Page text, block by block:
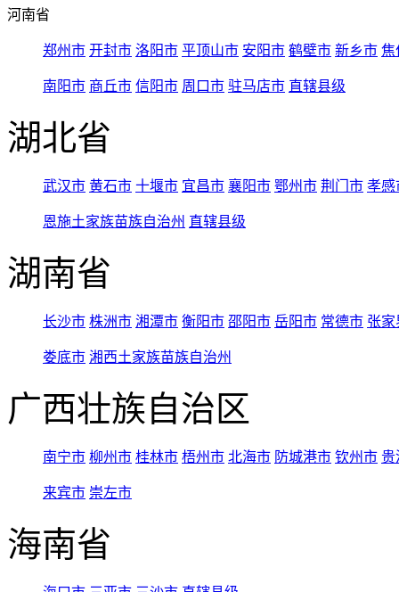
河南省
郑州市 开封市 洛阳市 平顶山市 安阳市 鹤壁市 新乡市 焦
南阳市 商丘市 信阳市 周口市 驻马店市 直辖县级
湖北省
武汉市 黄石市 十堰市 宜昌市 襄阳市 鄂州市 荆门市 孝感
恩施土家族苗族自治州 直辖县级
湖南省
长沙市 株洲市 湘潭市 衡阳市 邵阳市 岳阳市 常德市 张家
娄底市 湘西土家族苗族自治州
广西壮族自治区
南宁市 柳州市 桂林市 梧州市 北海市 防城港市 钦州市 贵
来宾市 崇左市
海南省